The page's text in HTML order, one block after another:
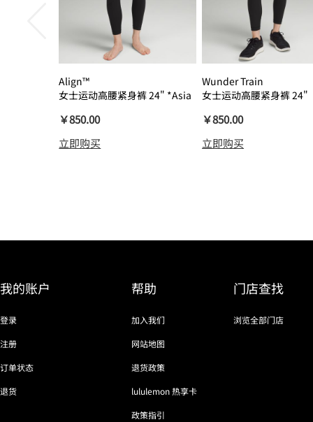
Align™
女士运动高腰紧身裤 24" *Asia
￥850.00
立即购买
Wunder Train
女士运动高腰紧身裤 24"
￥850.00
立即购买
我的账户
登录
注册
订单状态
退货
帮助
加入我们
网站地图
退货政策
lululemon 热享卡
政策指引
门店查找
浏览全部门店